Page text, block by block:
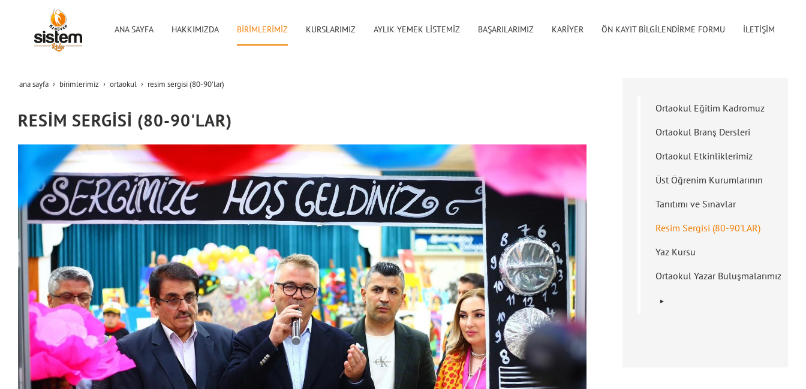
ANA SAYFA HAKKIMIZDA BİRİMLERİMİZ KURSLARIMIZ AYLIK YEMEK LİSTEMİZ BAŞARILARIMIZ KARİYER ÖN KAYIT BİLGİLENDİRME FORMU İLETİŞİM
ana sayfa bi̇ri̇mleri̇mi̇z ortaokul resim sergisi (80-90'lar)
RESİM SERGİSİ (80-90'LAR)
Ortaokul Eğitim Kadromuz
Ortaokul Branş Dersleri
Ortaokul Etkinliklerimiz
Üst Öğrenim Kurumlarının
Tanıtımı ve Sınavlar
Resim Sergisi (80-90'LAR)
Yaz Kursu
Ortaokul Yazar Buluşmalarımız